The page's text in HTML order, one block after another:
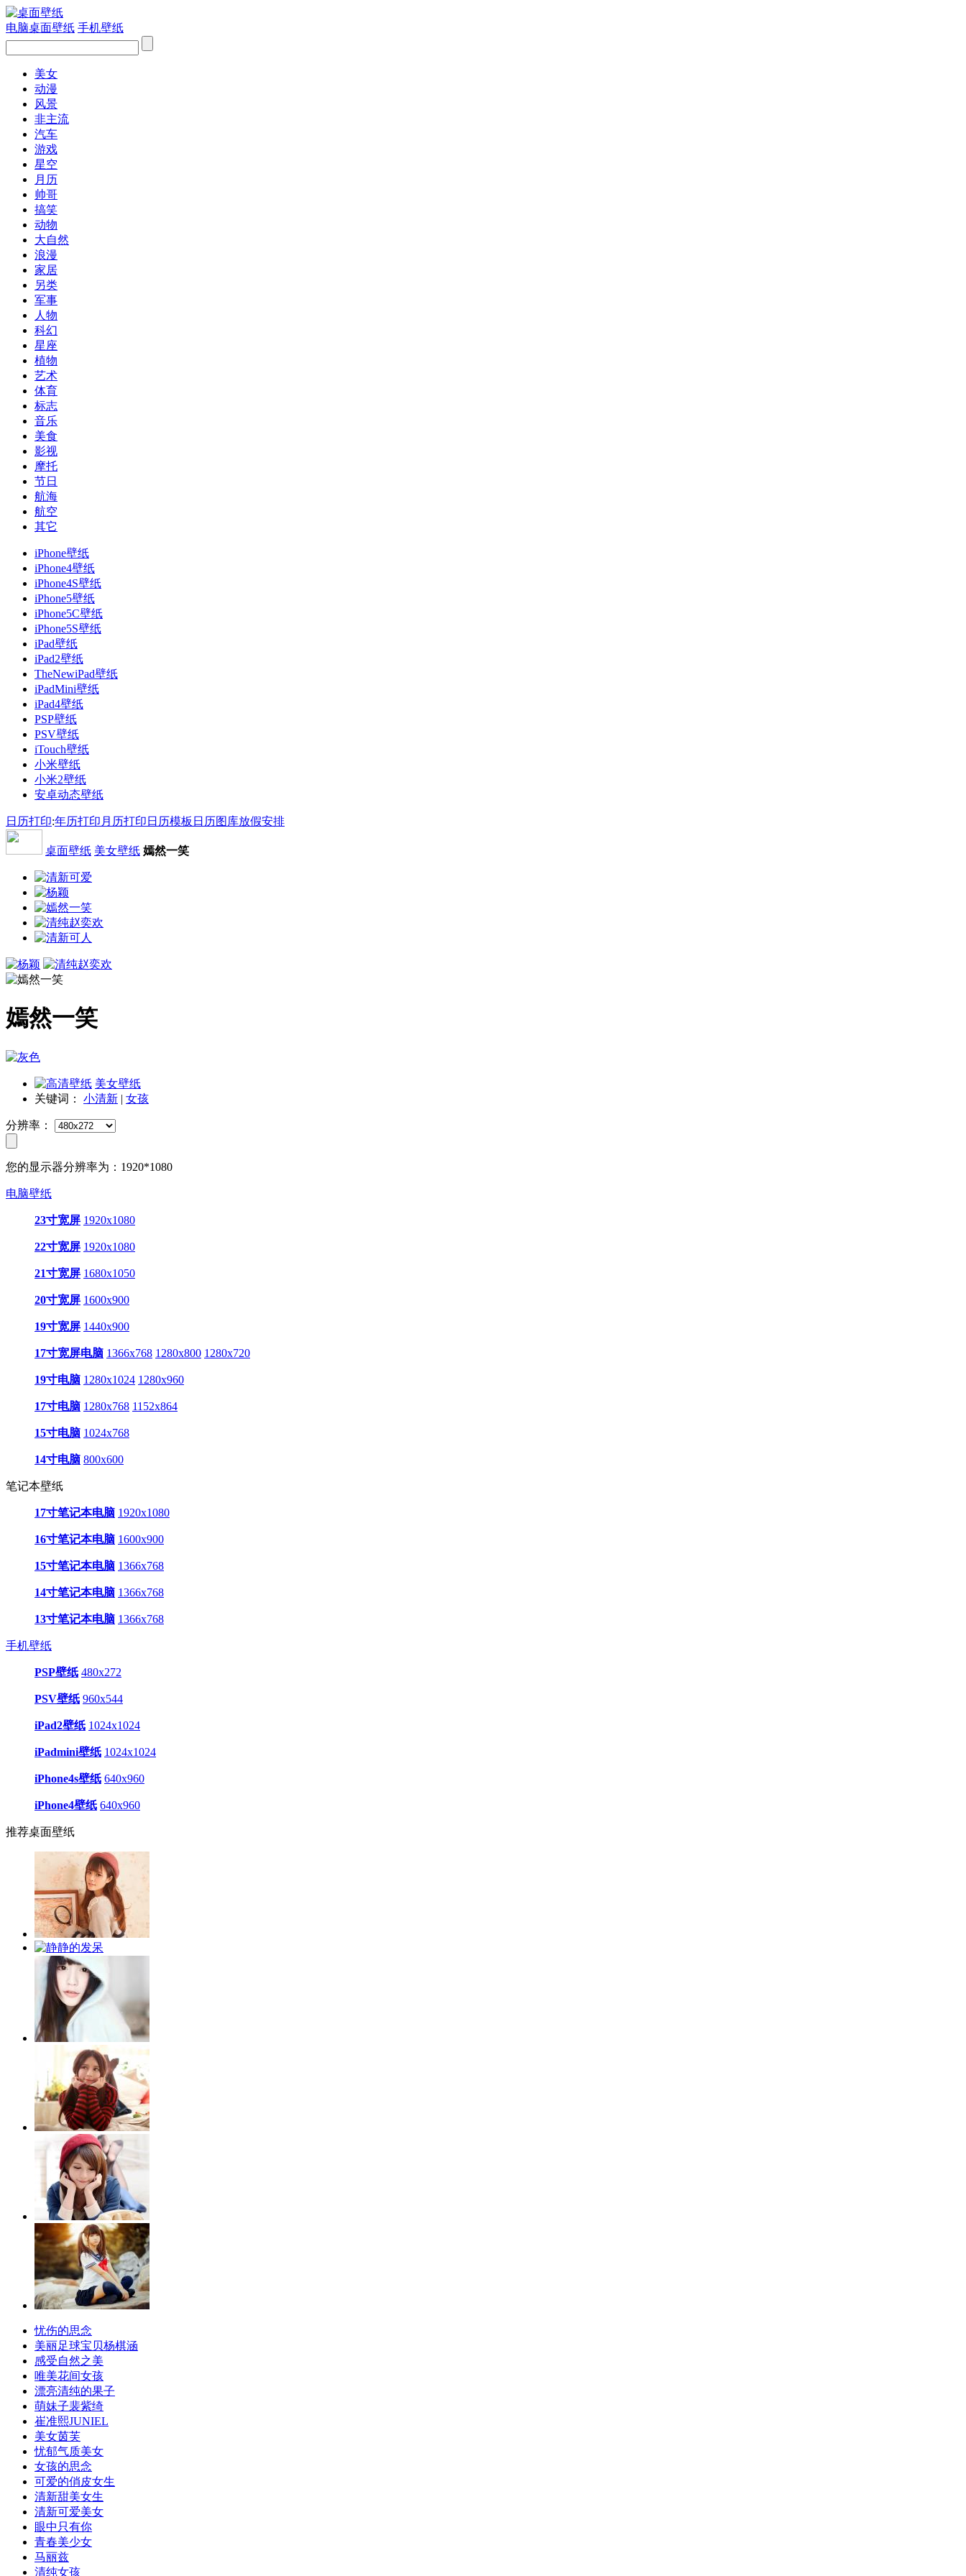
电脑桌面壁纸 手机壁纸
美女
动漫
风景
非主流
汽车
游戏
星空
月历
帅哥
搞笑
动物
大自然
浪漫
家居
另类
军事
人物
科幻
星座
植物
艺术
体育
标志
音乐
美食
影视
摩托
节日
航海
航空
其它
iPhone壁纸
iPhone4壁纸
iPhone4S壁纸
iPhone5壁纸
iPhone5C壁纸
iPhone5S壁纸
iPad壁纸
iPad2壁纸
TheNewiPad壁纸
iPadMini壁纸
iPad4壁纸
PSP壁纸
PSV壁纸
iTouch壁纸
小米壁纸
小米2壁纸
安卓动态壁纸
日历打印:年历打印 月历打印 日历模板 日历图库放假安排
桌面壁纸 美女壁纸 嫣然一笑
嫣然一笑
美女壁纸
关键词： 小清新 | 女孩
分辨率：
您的显示器分辨率为： 1920*1080
电脑壁纸
23寸宽屏 1920x1080
22寸宽屏 1920x1080
21寸宽屏 1680x1050
20寸宽屏 1600x900
19寸宽屏 1440x900
17寸宽屏电脑 1366x768 1280x800 1280x720
19寸电脑 1280x1024 1280x960
17寸电脑 1280x768 1152x864
15寸电脑 1024x768
14寸电脑 800x600
笔记本壁纸
17寸笔记本电脑 1920x1080
16寸笔记本电脑 1600x900
15寸笔记本电脑 1366x768
14寸笔记本电脑 1366x768
13寸笔记本电脑 1366x768
手机壁纸
PSP壁纸 480x272
PSV壁纸 960x544
iPad2壁纸 1024x1024
iPadmini壁纸 1024x1024
iPhone4s壁纸 640x960
iPhone4壁纸 640x960
推荐桌面壁纸
忧伤的思念
美丽足球宝贝杨棋涵
感受自然之美
唯美花间女孩
漂亮清纯的果子
萌妹子裴紫绮
崔准熙JUNIEL
美女茵芙
忧郁气质美女
女孩的思念
可爱的俏皮女生
清新甜美女生
清新可爱美女
眼中只有你
青春美少女
马丽兹
清纯女孩